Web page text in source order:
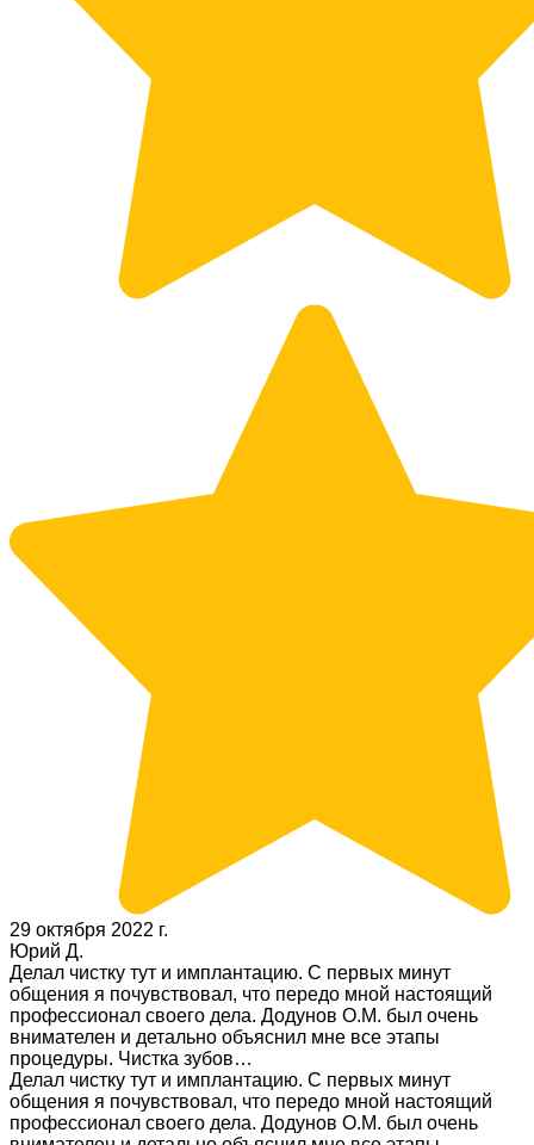
29 октября 2022 г.
Юрий Д.
Делал чистку тут и имплантацию. С первых минут
общения я почувствовал, что передо мной настоящий
профессионал своего дела. Додунов О.М. был очень
внимателен и детально объяснил мне все этапы
процедуры. Чистка зубов…
Делал чистку тут и имплантацию. С первых минут
общения я почувствовал, что передо мной настоящий
профессионал своего дела. Додунов О.М. был очень